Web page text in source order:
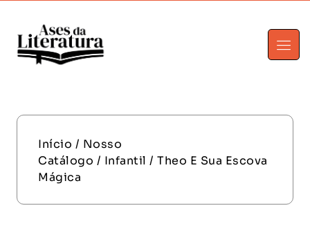
Início / Nosso
Catálogo / Infantil / Theo E Sua Escova
Mágica